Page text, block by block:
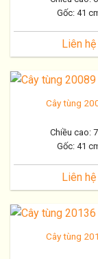
Gốc: 41
Liên hệ
Cây tùng
Chiều cao:
Gốc: 41
Liên hệ
Cây tùng